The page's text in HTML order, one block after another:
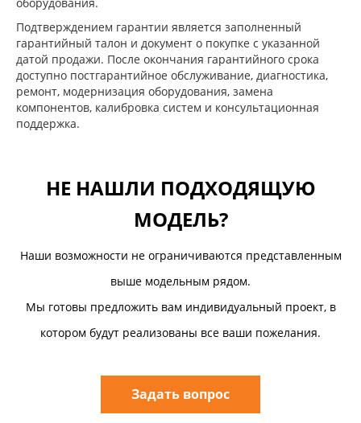
оборудования.
Подтверждением гарантии является заполненный
гарантийный талон и документ о покупке с указанной
датой продажи. После окончания гарантийного срока
доступно постгарантийное обслуживание, диагностика,
ремонт, модернизация оборудования, замена
компонентов, калибровка систем и консультационная
поддержка.
НЕ НАШЛИ ПОДХОДЯЩУЮ
МОДЕЛЬ?
Наши возможности не ограничиваются представленным
выше модельным рядом.
Мы готовы предложить вам индивидуальный проект, в
котором будут реализованы все ваши пожелания.
Задать вопрос